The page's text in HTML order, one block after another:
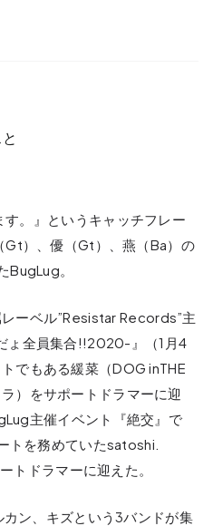
。』というキャッチフレー
Gt）、優（Gt）、燕（Ba）の
BugLug。
ーベル”Resistar Records”主
ょ全員集合!!2020-』（1月4
でもある緩菜（DOG inTHE
）をサポートドラマーに迎
主催イベント『絶交』で
トを務めていたsatoshi.
トドラマーに迎えた。
ン、キズという3バンドが集